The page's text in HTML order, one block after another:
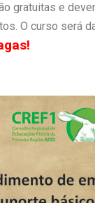
gratuitas e
O curso será